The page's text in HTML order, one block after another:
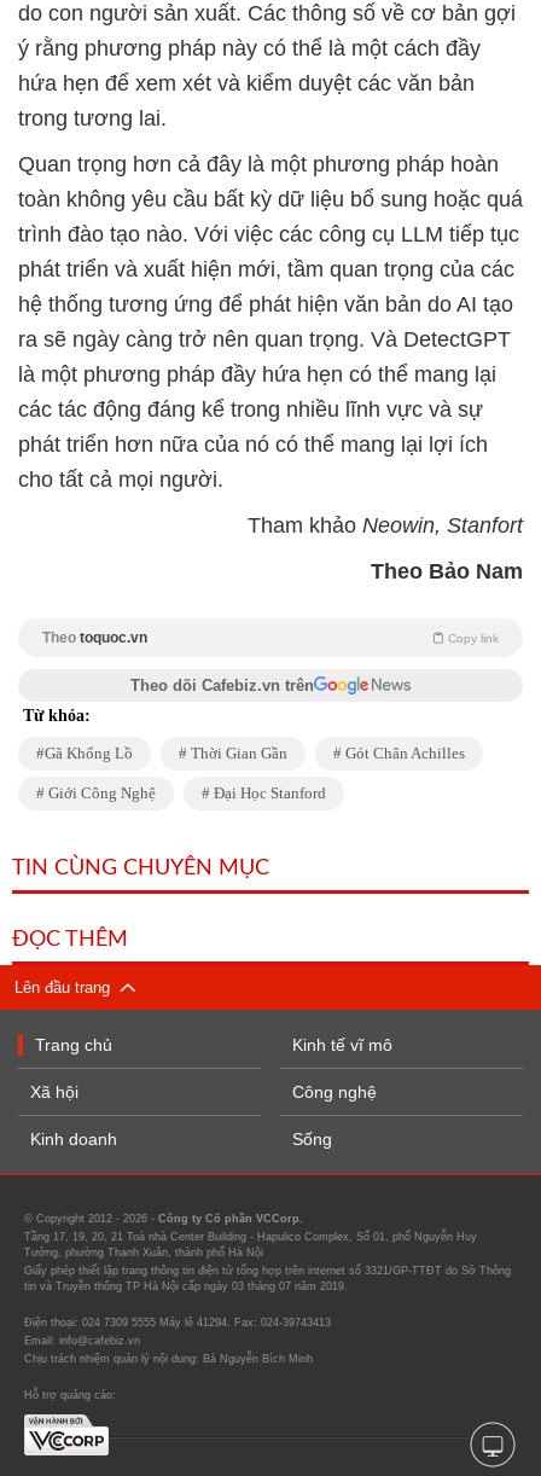
do con người sản xuất. Các thông số về cơ bản gợi
ý rằng phương pháp này có thể là một cách đầy
hứa hẹn để xem xét và kiểm duyệt các văn bản
trong tương lai.
Quan trọng hơn cả đây là một phương pháp hoàn
toàn không yêu cầu bất kỳ dữ liệu bổ sung hoặc quá
trình đào tạo nào. Với việc các công cụ LLM tiếp tục
phát triển và xuất hiện mới, tầm quan trọng của các
hệ thống tương ứng để phát hiện văn bản do AI tạo
ra sẽ ngày càng trở nên quan trọng. Và DetectGPT
là một phương pháp đầy hứa hẹn có thể mang lại
các tác động đáng kể trong nhiều lĩnh vực và sự
phát triển hơn nữa của nó có thể mang lại lợi ích
cho tất cả mọi người.
Tham khảo Neowin, Stanfort
Theo Bảo Nam
Theo toquoc.vn Copy link
Theo dõi Cafebiz.vn trên
Từ khóa:
Gã Khổng Lồ Thời Gian Gần Gót Chân Achilles
Giới Công Nghệ Đại Học Stanford
TIN CÙNG CHUYÊN MỤC
ĐỌC THÊM
Lên đầu trang
Trang chủ
Xã hội
Kinh doanh
Kinh tế vĩ mô
Công nghệ
Sống
© Copyright 2012 - 2026 - Công ty Cổ phần VCCorp.
Tầng 17, 19, 20, 21 Toà nhà Center Building - Hapulico Complex, Số 01, phố Nguyễn Huy
Tưởng, phường Thanh Xuân, thành phố Hà Nội
Giấy phép thiết lập trang thông tin điện tử tổng hợp trên internet số 3321/GP-TTĐT do Sở Thông
tin và Truyền thông TP Hà Nội cấp ngày 03 tháng 07 năm 2019.
Điện thoại: 024 7309 5555 Máy lẻ 41294. Fax: 024-39743413
Email: info@cafebiz.vn
Chịu trách nhiệm quản lý nội dung: Bà Nguyễn Bích Minh
Hỗ trợ quảng cáo: